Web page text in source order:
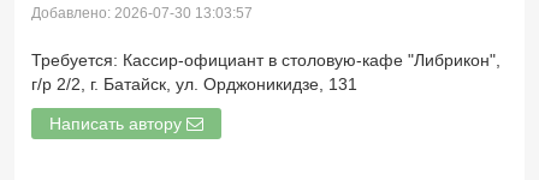
Добавлено: 2026-07-30 13:03:57
Требуется: Кассир-официант в столовую-кафе "Либрикон",
г/р 2/2, г. Батайск, ул. Орджоникидзе, 131
Написать автору